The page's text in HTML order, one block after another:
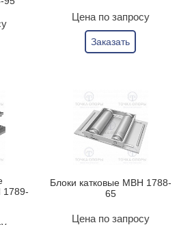
Цена по запросу
Заказать
Блоки катковые МВН 1788-
65
Цена по запросу